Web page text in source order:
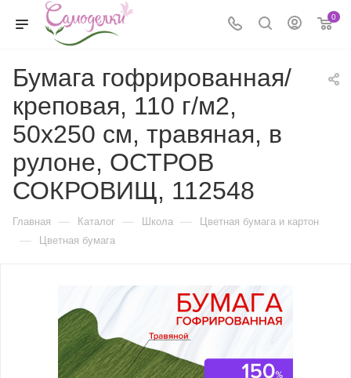
0
Бумага гофрированная/
креповая, 110 г/м2,
50х250 см, травяная, в
рулоне, ОСТРОВ
СОКРОВИЩ, 112548
Главная — Каталог — Школа — Цветная бумага и картон
— Цветная бумага